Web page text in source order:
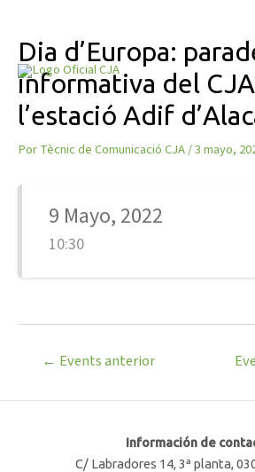
contenido
Dia d’Europa:
informativa del
l’estació Adif
PorTècnic de Comunicació CJA/3 mayo,
9 Mayo, 2022
10:30
Navegación
de
entradas
← Events anterior
Información de
C/ Labradores 14, 3ª planta,